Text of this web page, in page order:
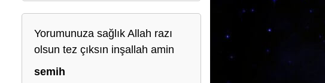
Yorumunuza sağlık Allah razı
olsun tez çıksın inşallah amin
semih